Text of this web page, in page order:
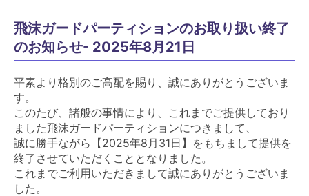
飛沫ガードパーティションのお取り扱い終了
のお知らせ- 2025年8月21日
平素より格別のご高配を賜り、誠にありがとうございま
す。
このたび、諸般の事情により、これまでご提供しており
ました飛沫ガードパーティションにつきまして、
誠に勝手ながら【2025年8月31日】をもちまして提供を
終了させていただくこととなりました。
これまでご利用いただきまして誠にありがとうございま
した。